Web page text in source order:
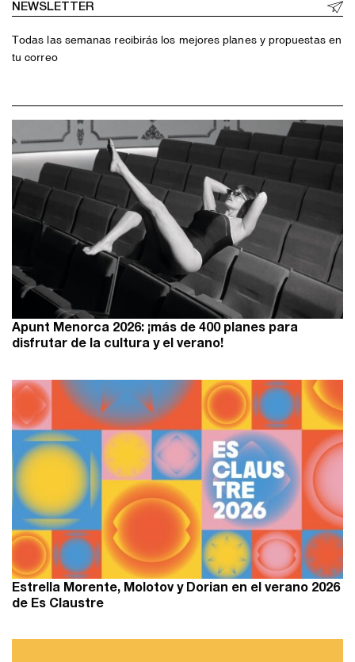
NEWSLETTER
Todas las semanas recibirás los mejores planes y propuestas en
tu correo
Apunt Menorca 2026: ¡más de 400 planes para
disfrutar de la cultura y el verano!
Estrella Morente, Molotov y Dorian en el verano 2026
de Es Claustre